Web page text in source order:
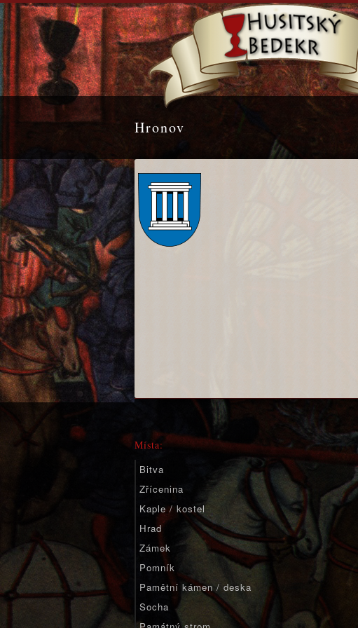
Hronov
Místa:
Bitva
Zřícenina
Kaple / kostel
Hrad
Zámek
Pomník
Pamětní kámen / deska
Socha